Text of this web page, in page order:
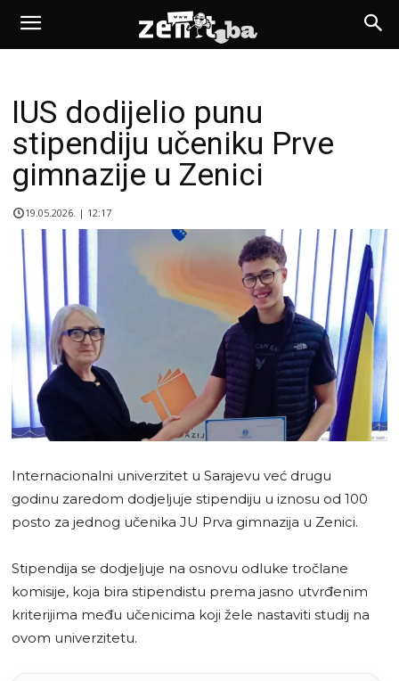
IUS dodijelio punu
stipendiju učeniku Prve
gimnazije u Zenici
19.05.2026. | 12:17
Internacionalni univerzitet u Sarajevu već drugu
godinu zaredom dodjeljuje stipendiju u iznosu od 100
posto za jednog učenika JU Prva gimnazija u Zenici.
Stipendija se dodjeljuje na osnovu odluke tročlane
komisije, koja bira stipendistu prema jasno utvrđenim
kriterijima među učenicima koji žele nastaviti studij na
ovom univerzitetu.